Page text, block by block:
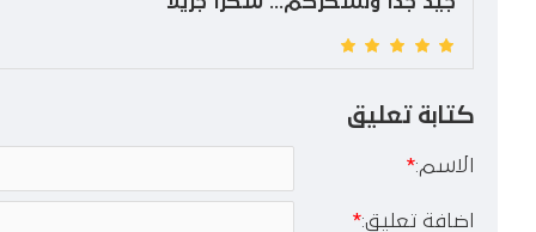
كتابة تعليق
الاسم:
اضافة تعليق: